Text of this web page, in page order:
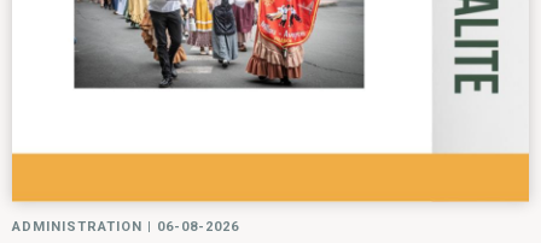
ADMINISTRATION | 06-08-2026